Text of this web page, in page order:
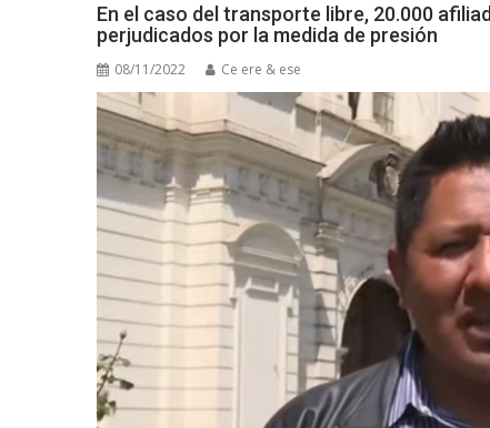
En el caso del transporte libre, 20.000
perjudicados por la medida de presión
08/11/2022 Ce ere & ese